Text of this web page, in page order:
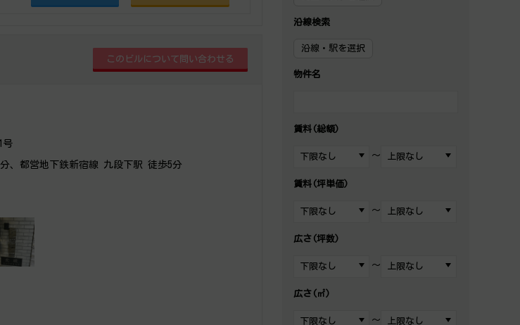
号
、都営地下鉄新宿線 九段下駅 徒歩5分
沿線検索
沿線・駅を選択
物件名
賃料(総額)
～
賃料(坪単価)
～
広さ(坪数)
～
広さ(㎡)
～